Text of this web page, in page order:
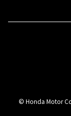
© Honda Motor